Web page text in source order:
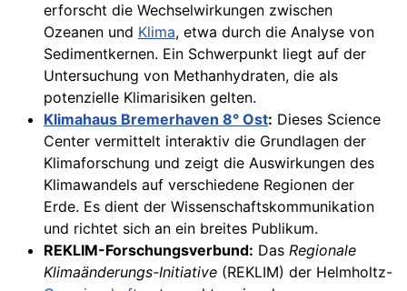
erforscht die Wechselwirkungen zwischen
Ozeanen und Klima, etwa durch die Analyse von
Sedimentkernen. Ein Schwerpunkt liegt auf der
Untersuchung von Methanhydraten, die als
potenzielle Klimarisiken gelten.
Klimahaus Bremerhaven 8° Ost: Dieses Science
Center vermittelt interaktiv die Grundlagen der
Klimaforschung und zeigt die Auswirkungen des
Klimawandels auf verschiedene Regionen der
Erde. Es dient der Wissenschaftskommunikation
und richtet sich an ein breites Publikum.
REKLIM-Forschungsverbund: Das Regionale
Klimaänderungs-Initiative (REKLIM) der Helmholtz-